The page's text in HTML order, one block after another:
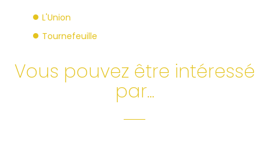
L'Union
Tournefeuille
Vous pouvez être intéressé
par...